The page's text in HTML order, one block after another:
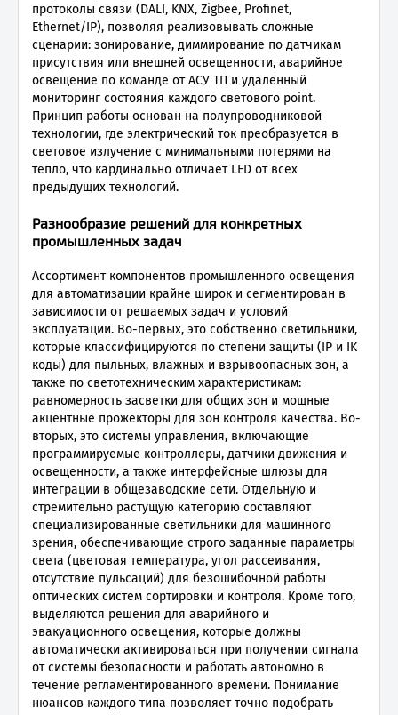
протоколы связи (DALI, KNX, Zigbee, Profinet,
Ethernet/IP), позволяя реализовывать сложные
сценарии: зонирование, диммирование по датчикам
присутствия или внешней освещенности, аварийное
освещение по команде от АСУ ТП и удаленный
мониторинг состояния каждого светового point.
Принцип работы основан на полупроводниковой
технологии, где электрический ток преобразуется в
световое излучение с минимальными потерями на
тепло, что кардинально отличает LED от всех
предыдущих технологий.
Разнообразие решений для конкретных
промышленных задач
Ассортимент компонентов промышленного освещения
для автоматизации крайне широк и сегментирован в
зависимости от решаемых задач и условий
эксплуатации. Во-первых, это собственно светильники,
которые классифицируются по степени защиты (IP и IK
коды) для пыльных, влажных и взрывоопасных зон, а
также по светотехническим характеристикам:
равномерность засветки для общих зон и мощные
акцентные прожекторы для зон контроля качества. Во-
вторых, это системы управления, включающие
программируемые контроллеры, датчики движения и
освещенности, а также интерфейсные шлюзы для
интеграции в общезаводские сети. Отдельную и
стремительно растущую категорию составляют
специализированные светильники для машинного
зрения, обеспечивающие строго заданные параметры
света (цветовая температура, угол рассеивания,
отсутствие пульсаций) для безошибочной работы
оптических систем сортировки и контроля. Кроме того,
выделяются решения для аварийного и
эвакуационного освещения, которые должны
автоматически активироваться при получении сигнала
от системы безопасности и работать автономно в
течение регламентированного времени. Понимание
нюансов каждого типа позволяет точно подобрать